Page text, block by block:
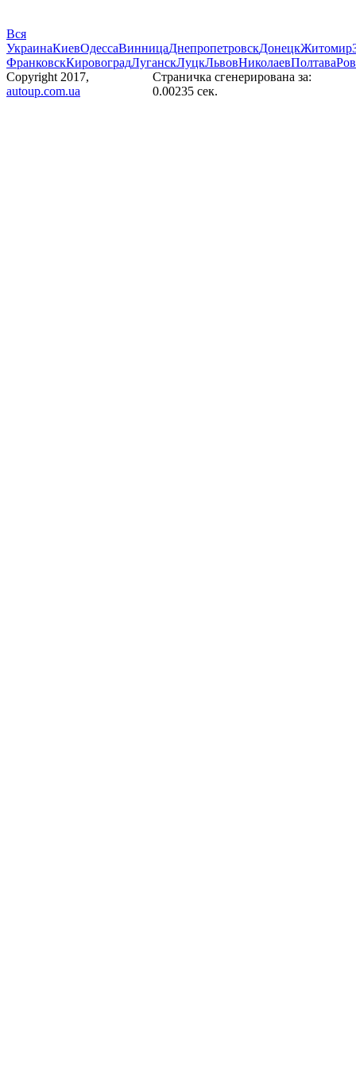
Вся
УкраинаКиевОдессаВинницаДнепропетровскДонецкЖитомир
ФранковскКировоградЛуганскЛуцкЛьвовНиколаевПолтава
Copyright 2017,
autoup.com.ua
Страничка сгенерирована за:
0.00235 сек.